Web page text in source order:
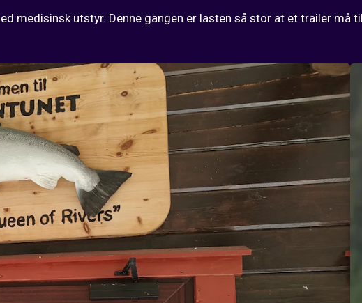
medisinsk utstyr. Denne gangen er lasten så stor at et trailer må